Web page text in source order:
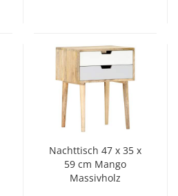
Nachttisch 47 x 35 x
59 cm Mango
Massivholz